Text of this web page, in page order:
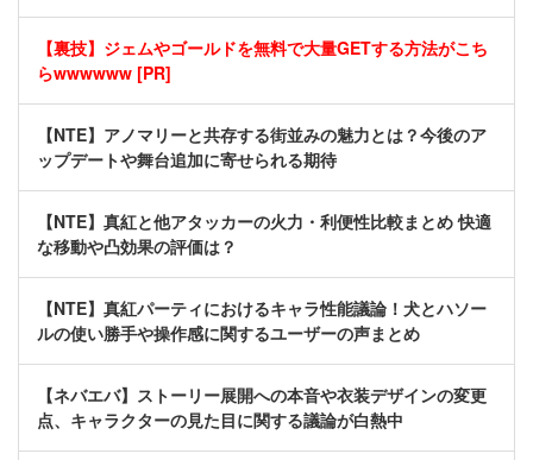
【裏技】ジェムやゴールドを無料で大量GETする方法がこち
らwwwwww [PR]
【NTE】アノマリーと共存する街並みの魅力とは？今後のア
ップデートや舞台追加に寄せられる期待
【NTE】真紅と他アタッカーの火力・利便性比較まとめ 快適
な移動や凸効果の評価は？
【NTE】真紅パーティにおけるキャラ性能議論！犬とハソー
ルの使い勝手や操作感に関するユーザーの声まとめ
【ネバエバ】ストーリー展開への本音や衣装デザインの変更
点、キャラクターの見た目に関する議論が白熱中